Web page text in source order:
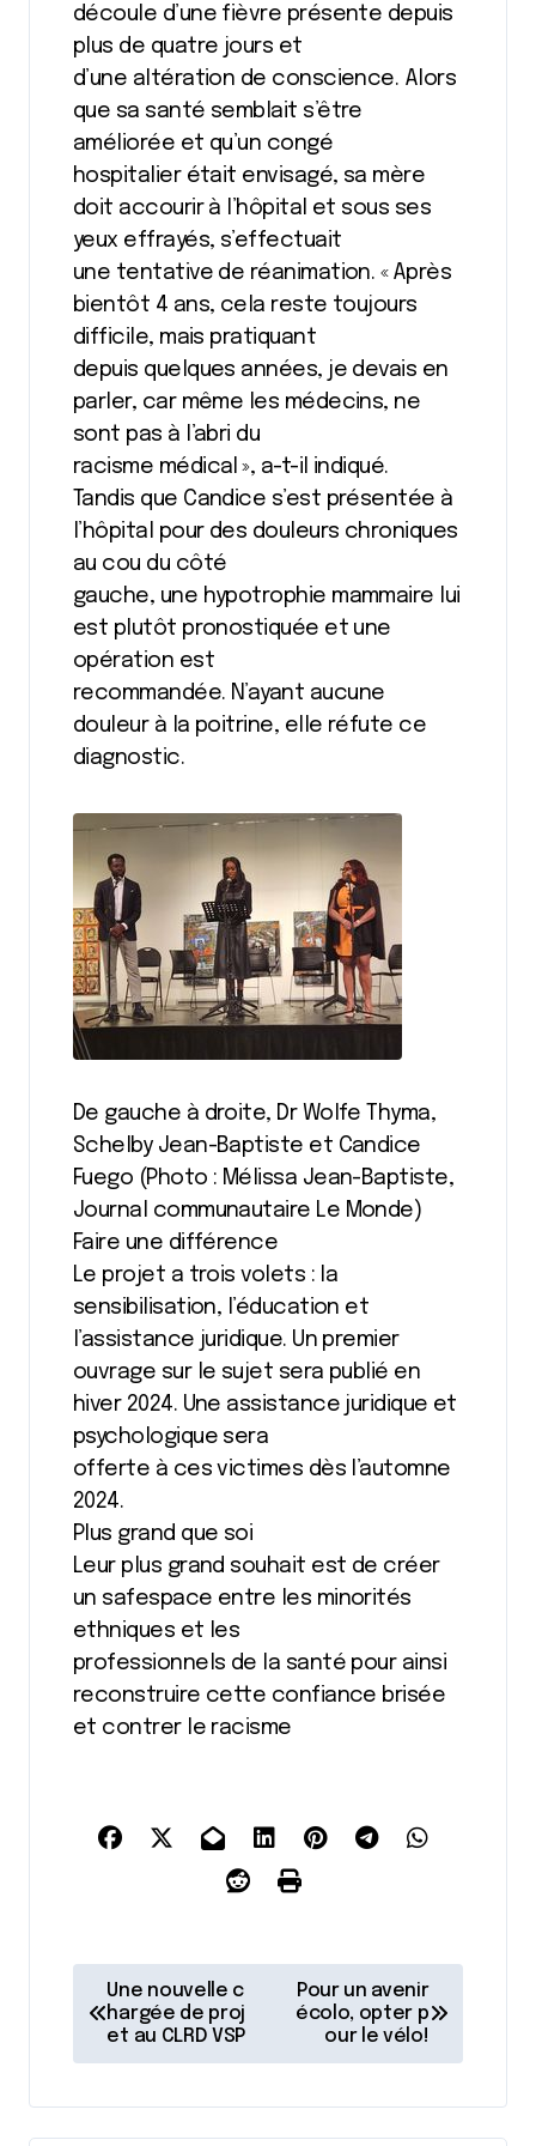
découle d’une fièvre présente depuis
plus de quatre jours et
d’une altération de conscience. Alors
que sa santé semblait s’être
améliorée et qu’un congé
hospitalier était envisagé, sa mère
doit accourir à l’hôpital et sous ses
yeux effrayés, s’effectuait
une tentative de réanimation. « Après
bientôt 4 ans, cela reste toujours
difficile, mais pratiquant
depuis quelques années, je devais en
parler, car même les médecins, ne
sont pas à l’abri du
racisme médical », a-t-il indiqué.
Tandis que Candice s’est présentée à
l’hôpital pour des douleurs chroniques
au cou du côté
gauche, une hypotrophie mammaire lui
est plutôt pronostiquée et une
opération est
recommandée. N’ayant aucune
douleur à la poitrine, elle réfute ce
diagnostic.
De gauche à droite, Dr Wolfe Thyma,
Schelby Jean-Baptiste et Candice
Fuego (Photo : Mélissa Jean-Baptiste,
Journal communautaire Le Monde)
Faire une différence
Le projet a trois volets : la
sensibilisation, l’éducation et
l’assistance juridique. Un premier
ouvrage sur le sujet sera publié en
hiver 2024. Une assistance juridique et
psychologique sera
offerte à ces victimes dès l’automne
2024.
Plus grand que soi
Leur plus grand souhait est de créer
un safespace entre les minorités
ethniques et les
professionnels de la santé pour ainsi
reconstruire cette confiance brisée
et contrer le racisme
v
i
Une nouvelle c
hargée de proj
et au CLRD VSP
Pour un avenir
écolo, opter p
our le vélo!